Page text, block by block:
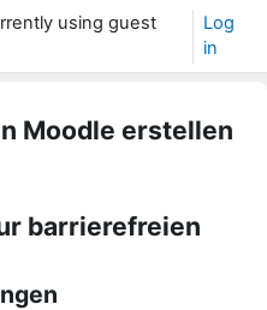
using guest
Log
in
Moodle erstellen
barrierefreien